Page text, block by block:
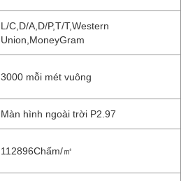
L/C,D/A,D/P,T/T,Western
Union,MoneyGram
3000 mỗi mét vuông
Màn hình ngoài trời P2.97
112896Chấm/㎡